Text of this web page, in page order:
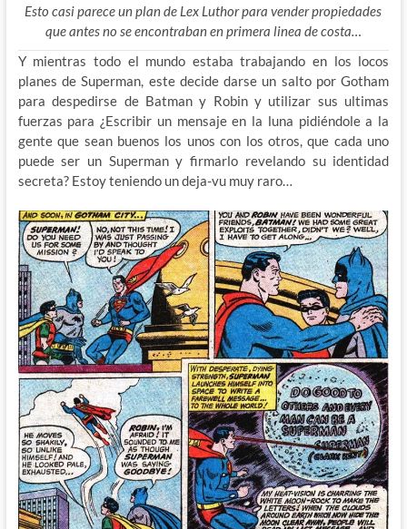
Esto casi parece un plan de Lex Luthor para vender propiedades
que antes no se encontraban en primera linea de costa…
Y mientras todo el mundo estaba trabajando en los locos
planes de Superman, este decide darse un salto por Gotham
para despedirse de Batman y Robin y utilizar sus ultimas
fuerzas para ¿Escribir un mensaje en la luna pidiéndole a la
gente que sean buenos los unos con los otros, que cada uno
puede ser un Superman y firmarlo revelando su identidad
secreta? Estoy teniendo un deja-vu muy raro…